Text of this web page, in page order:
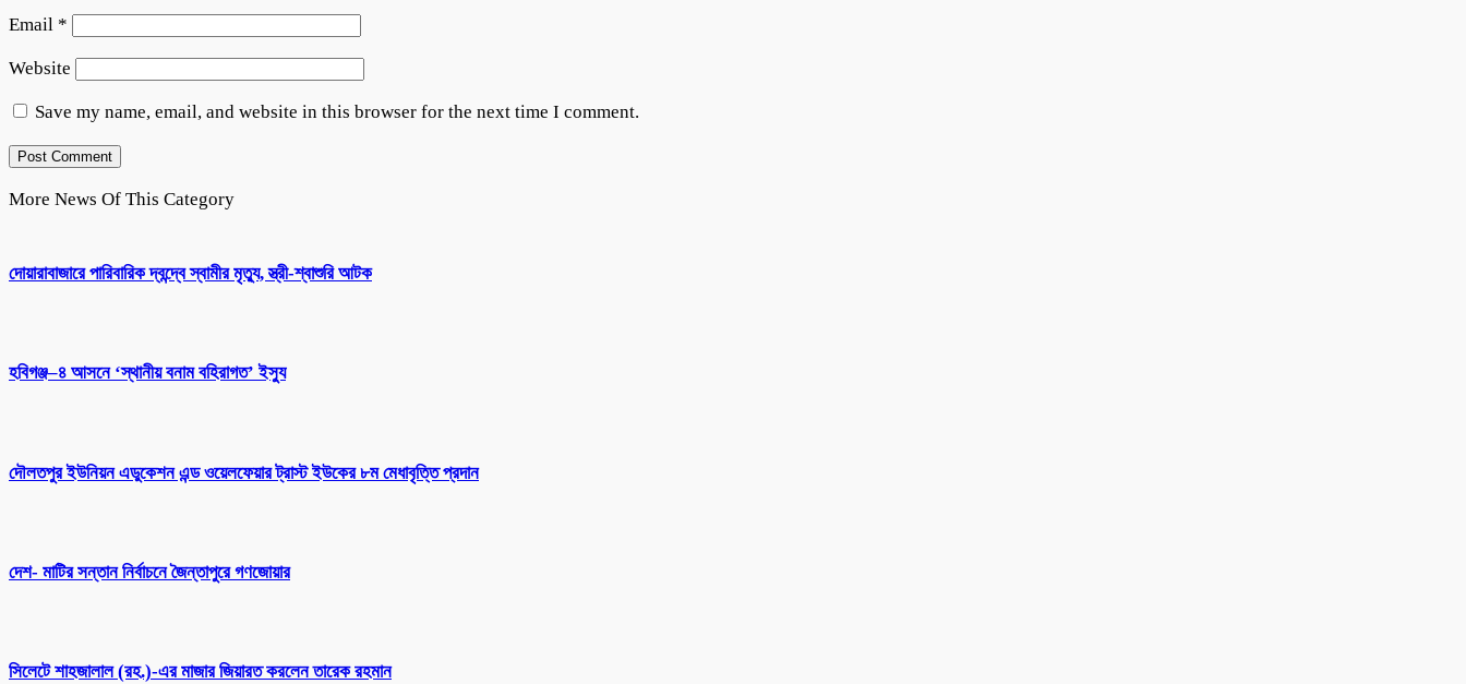
Email *
Website
Save my name, email, and website in this browser for the next time I comment.
More News Of This Category
দোয়ারাবাজারে পারিবারিক দ্বন্দ্বে স্বামীর মৃত্যু, স্ত্রী-শ্বাশুরি আটক
হবিগঞ্জ–৪ আসনে ‘স্থানীয় বনাম বহিরাগত’ ইস্যু
দৌলতপুর ইউনিয়ন এডুকেশন এন্ড ওয়েলফেয়ার ট্রাস্ট ইউকের ৮ম মেধাবৃত্তি প্রদান
দেশ- মাটির সন্তান নির্বাচনে জৈন্তাপুরে গণজোয়ার
সিলেটে শাহজালাল (রহ.)-এর মাজার জিয়ারত করলেন তারেক রহমান